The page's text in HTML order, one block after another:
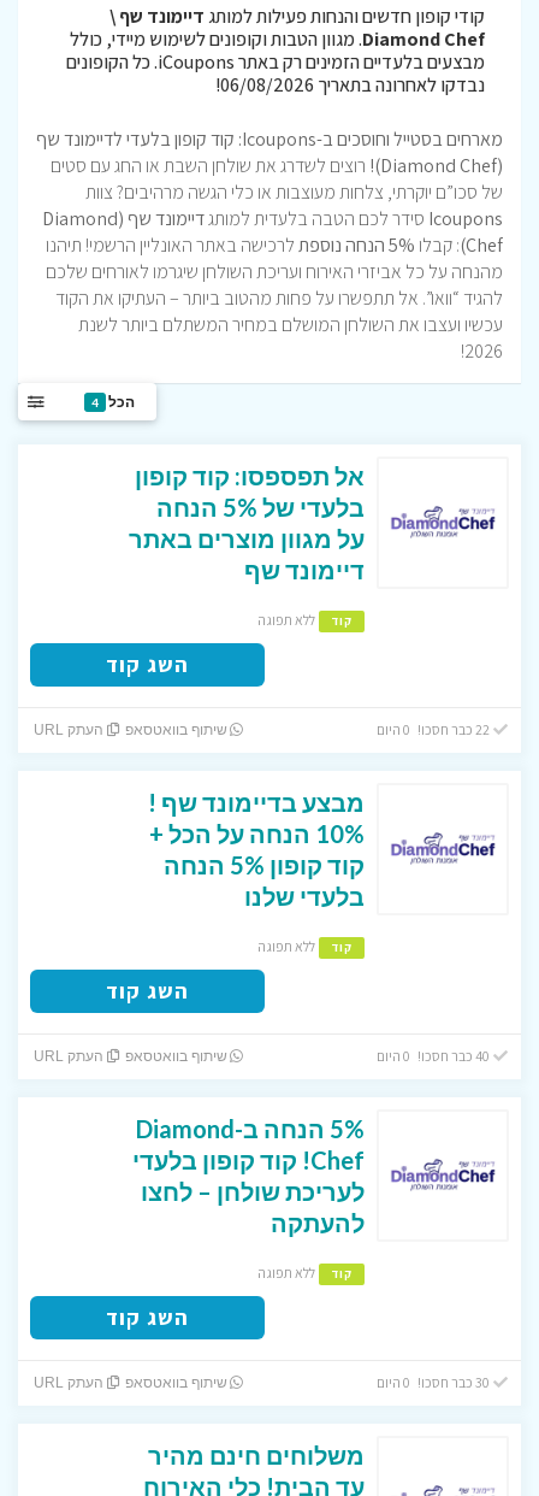
קודי קופון חדשים והנחות פעילות למותגדיימונד שף \
Diamond Chef. מגוון הטבות וקופונים לשימוש מיידי, כולל
מבצעים בלעדיים הזמינים רק באתר iCoupons. כל הקופונים
נבדקו לאחרונה בתאריך 06/08/2026!
מארחים בסטייל וחוסכים ב-Icoupons: קוד קופון בלעדי לדיימונד שף
(Diamond Chef)!
רוצים לשדרג את שולחן השבת או החג עם סטים
של סכו”ם יוקרתי, צלחות מעוצבות או כלי הגשה מרהיבים? צוות
Icoupons סידר לכם הטבה בלעדית למותג
דיימונד שף (Diamond
Chef) : קבלו 5% הנחה נוספת
לרכישה באתר האונליין הרשמי! תיהנו
מהנחה על כל אביזרי האירוח ועריכת השולחן שיגרמו לאורחים שלכם
להגיד “וואו”. אל תתפשרו על פחות מהטוב ביותר – העתיקו את הקוד
עכשיו ועצבו את השולחן המושלם במחיר המשתלם ביותר לשנת
2026!
הכל 4
אל תפספסו: קוד קופון
בלעדי של 5% הנחה
על מגוון מוצרים באתר
דיימונד שף
קוד ללא תפוגה
השג קוד
שיתוף בוואטסאפ העתק URL
מבצע בדיימונד שף !
10% הנחה על הכל +
קוד קופון 5% הנחה
בלעדי שלנו
קוד ללא תפוגה
השג קוד
שיתוף בוואטסאפ העתק URL
5% הנחה ב-Diamond
Chef! קוד קופון בלעדי
לעריכת שולחן – לחצו
להעתקה
קוד ללא תפוגה
השג קוד
שיתוף בוואטסאפ העתק URL
משלוחים חינם מהיר
עד הבית! כלי האירוח